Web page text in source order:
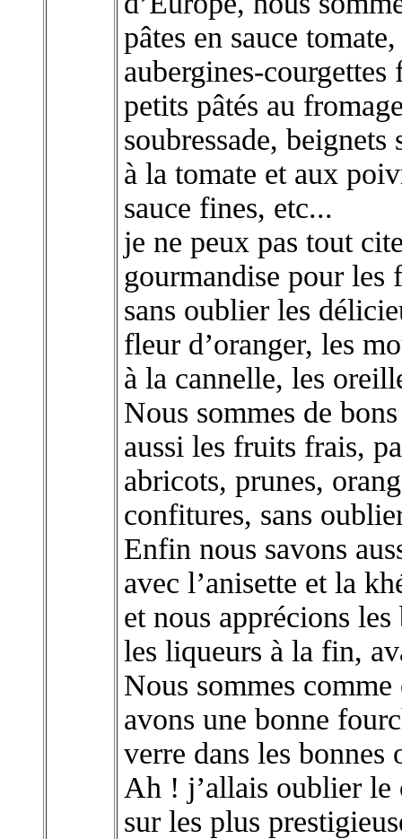
pâtes en sauce
aubergines-
petits pâtés au
soubressade, beignets
à la tomate et aux
sauce fines, etc...
je ne peux pas tout
gourmandise pour les
sans oublier les
fleur d’oranger, les
à la cannelle, les
Nous sommes de
aussi les fruits frais,
abricots, prunes,
confitures, sans
Enfin nous savons
avec l’anisette et la
et nous apprécions
les liqueurs à la fin,
Nous sommes
avons une bonne
verre dans les bonnes
Ah ! j’allais oublier le
sur les plus